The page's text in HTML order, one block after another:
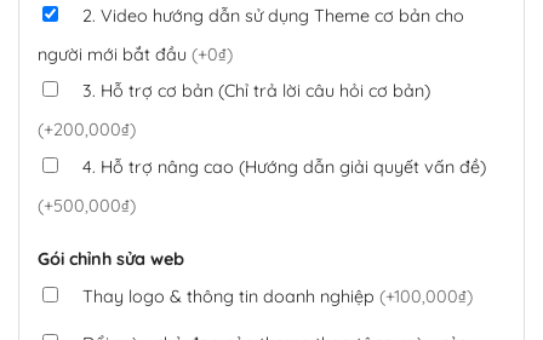
2. Video hướng dẫn sử dụng Theme cơ bản cho
người mới bắt đầu (+0₫)
3. Hỗ trợ cơ bản (Chỉ trả lời câu hỏi cơ bản)
(+200,000₫)
4. Hỗ trợ nâng cao (Hướng dẫn giải quyết vấn đề)
(+500,000₫)
Gói chỉnh sửa web
Thay logo & thông tin doanh nghiệp (+100,000₫)